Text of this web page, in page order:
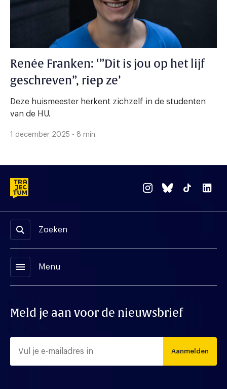
Renée Franken: ‘”Dit is jou op het lijf
geschreven”, riep ze’
Deze huismeester herkent zichzelf in de studenten
van de HU.
1 december 2025 - 8 min.
Zoeken
menu Menu
Meld je aan voor de nieuwsbrief
Aanmelden